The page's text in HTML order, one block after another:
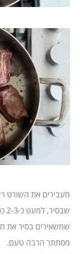
מעבירים את השורט
שמשאירים בסיר את
מסתתר הרבה טעם.